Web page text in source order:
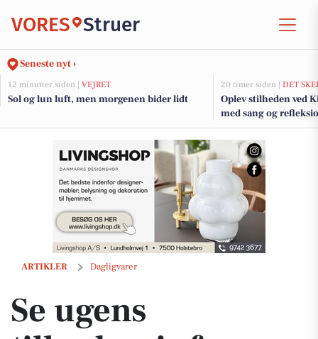
VORES Struer
Seneste nyt ›
12 minutter siden | VEJRET
Sol og lun luft, men morgenen bider lidt
20 timer siden | DET
Oplev stilheden ved
med sang og
ARTIKLER Dagligvarer
Se ugens tilbudsavis fra MIN KØBMAND
Se ugens